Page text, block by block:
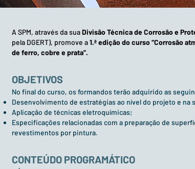
A SPM, através da suaDivisão Técnica de Corrosão e
pela DGERT), promove a1.ª edição do curso “Corrosão
de ferro, cobre e prata”.
OBJETIVOS
No final do curso, os formandos terão adquirido as
Desenvolvimento de estratégias ao nível do projeto e na
Aplicação de técnicas eletroquímicas;
Especificações relacionadas com a preparação de
revestimentos por pintura.
CONTEÚDO PROGRAMÁTICO